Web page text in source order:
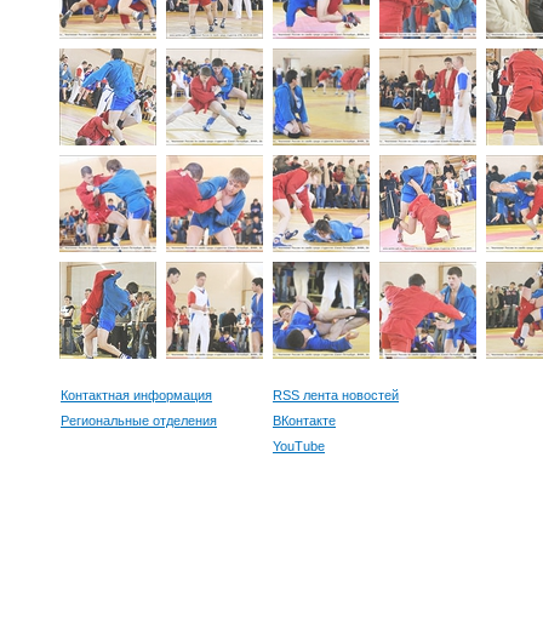
Контактная информация
Региональные отделения
RSS лента новостей
ВКонтакте
YouTube